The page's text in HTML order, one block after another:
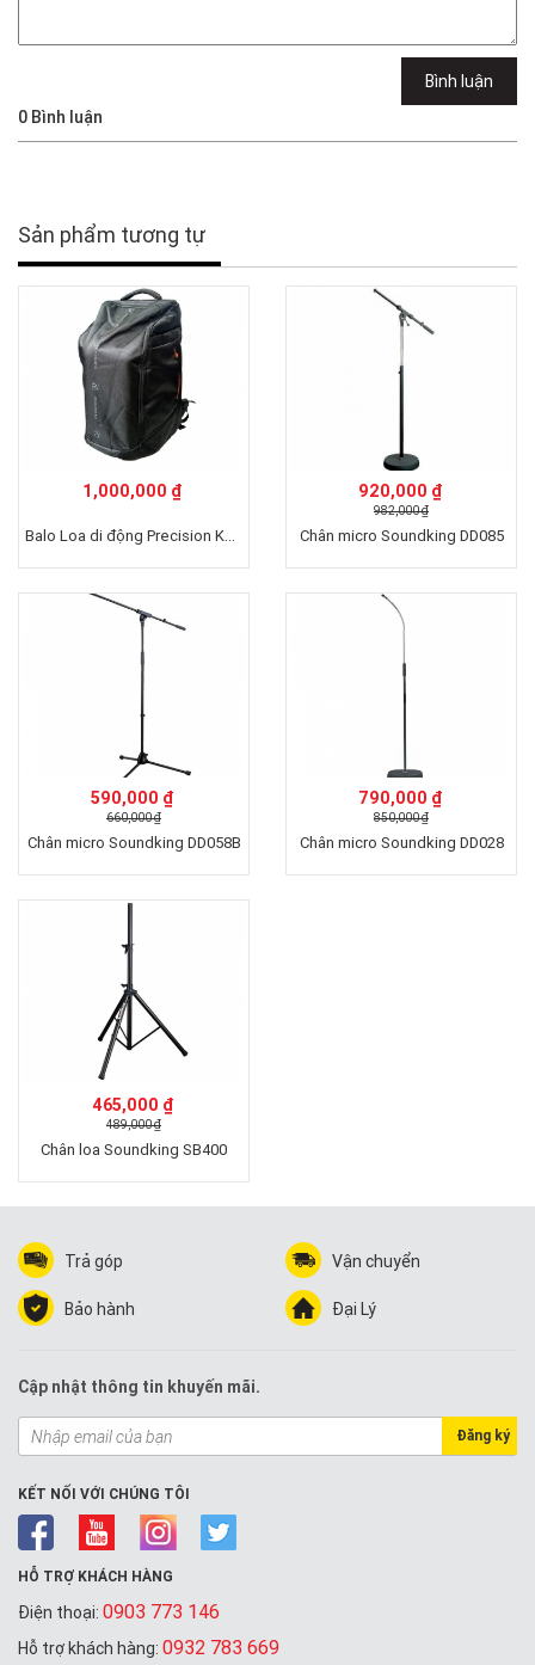
Bình luận
0 Bình luận
Sản phẩm tương tự
1,000,000 ₫
Balo Loa di động Precision K8(Black)
920,000 ₫
982,000 ₫
Chân micro Soundking DD085
590,000 ₫
660,000 ₫
Chân micro Soundking DD058B
790,000 ₫
850,000 ₫
Chân micro Soundking DD028
465,000 ₫
489,000 ₫
Chân loa Soundking SB400
Trả góp Vận chuyển
Bảo hành Đại Lý
Cập nhật thông tin khuyến mãi.
Đăng ký
KẾT NỐI VỚI CHÚNG TÔI
HỖ TRỢ KHÁCH HÀNG
Điện thoại: 0903 773 146
Hỗ trợ khách hàng: 0932 783 669